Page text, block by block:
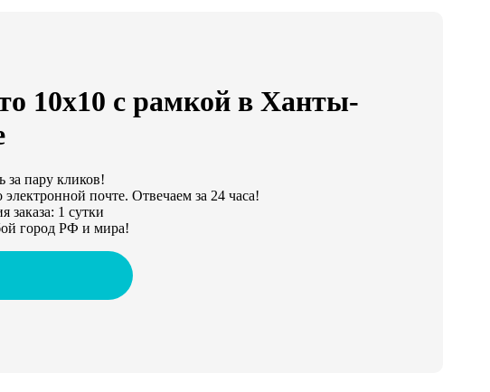
10х10 с рамкой в Ханты-
за пару кликов!
электронной почте. Отвечаем за 24 часа!
заказа: 1 сутки
город РФ и мира!